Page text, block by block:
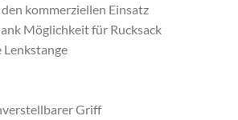
kommerziellen Einsatz
Möglichkeit für Rucksack
Griff